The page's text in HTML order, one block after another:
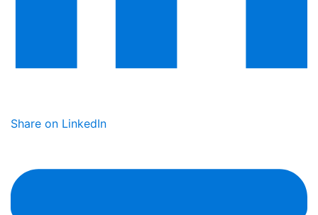
Share on LinkedIn